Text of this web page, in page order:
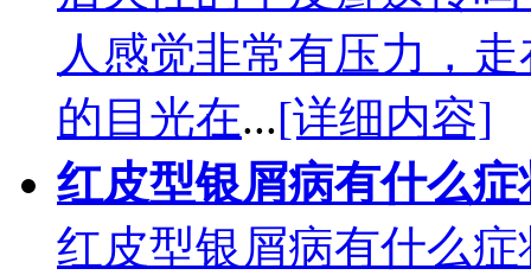
人感觉非常有压力，
的目光在...[详细内容]
红皮型银屑病有什么症
红皮型银屑病有什么